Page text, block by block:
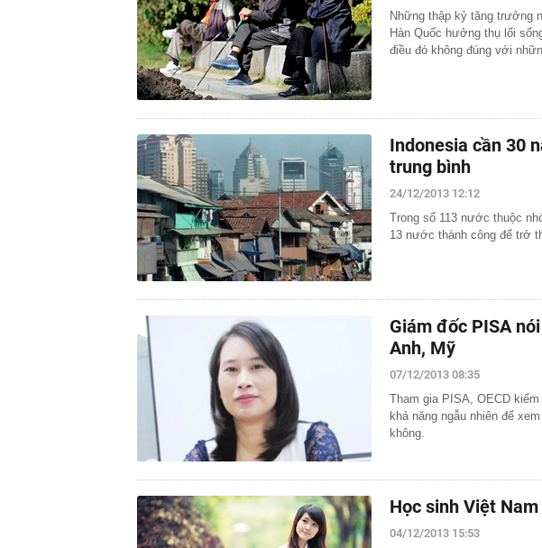
Những thập kỷ tăng trưởng
Hàn Quốc hưởng thụ lối
điều đó không đúng với
Indonesia cần 30
trung bình
24/12/2013 12:12
Trong số 113 nước thuộc
13 nước thành công để trở
Giám đốc PISA
Anh, Mỹ
07/12/2013 08:35
Tham gia PISA, OECD
khả năng ngẫu nhiên để
không.
Học sinh Việt Nam
04/12/2013 15:53